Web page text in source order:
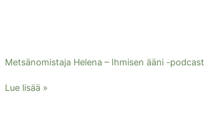
Metsänomistaja Helena – Ihmisen ääni -podcast
Lue lisää »